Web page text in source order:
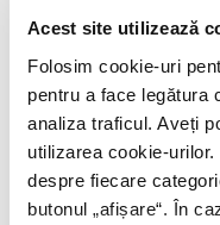
Acest site utilizează
Folosim cookie-uri
pentru a face legătura
analiza traficul. Aveți
utilizarea cookie-
despre fiecare
butonul „ afișare“. În